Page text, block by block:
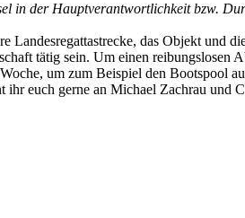
in der Hauptverantwortlichkeit bzw.
Landesregattastrecke, das Objekt und
tätig sein. Um einen reibungslosen
um zum Beispiel den Bootspool
ihr euch gerne an Michael Zachrau und